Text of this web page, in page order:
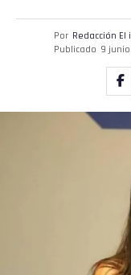
Por Redacción
Publicado 9